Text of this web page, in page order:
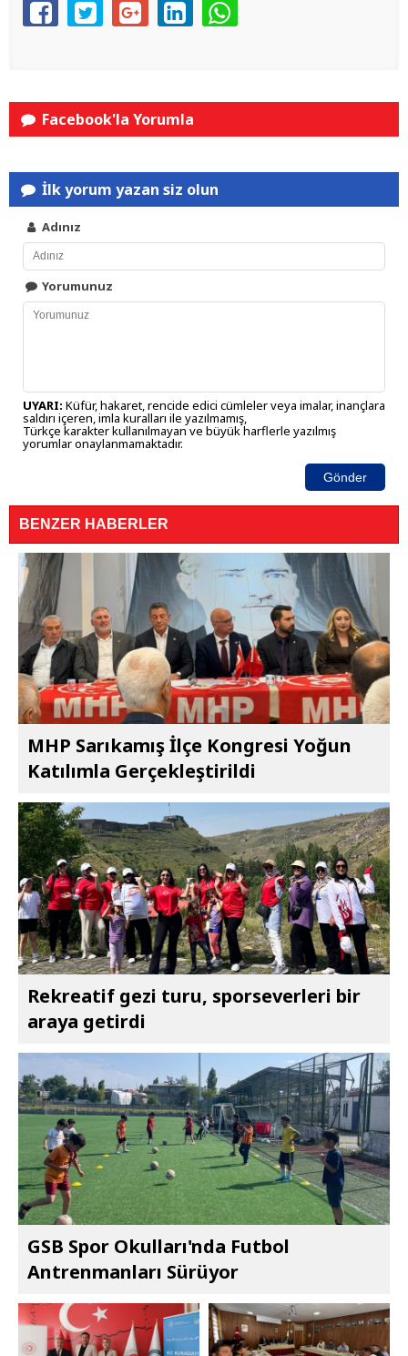
Facebook'la Yorumla
İlk yorum yazan siz olun
Adınız
Yorumunuz
UYARI: Küfür, hakaret, rencide edici cümleler veya imalar, inançlara
saldırı içeren, imla kuralları ile yazılmamış,
Türkçe karakter kullanılmayan ve büyük harflerle yazılmış
yorumlar onaylanmamaktadır.
Gönder
BENZER HABERLER
MHP Sarıkamış İlçe Kongresi Yoğun
Katılımla Gerçekleştirildi
Rekreatif gezi turu, sporseverleri bir
araya getirdi
GSB Spor Okulları'nda Futbol
Antrenmanları Sürüyor